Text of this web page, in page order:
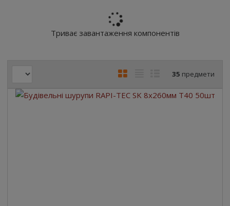
Триває завантаження компонентів
35 предмети